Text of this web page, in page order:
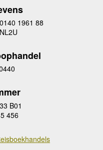
1961 88
B01
456